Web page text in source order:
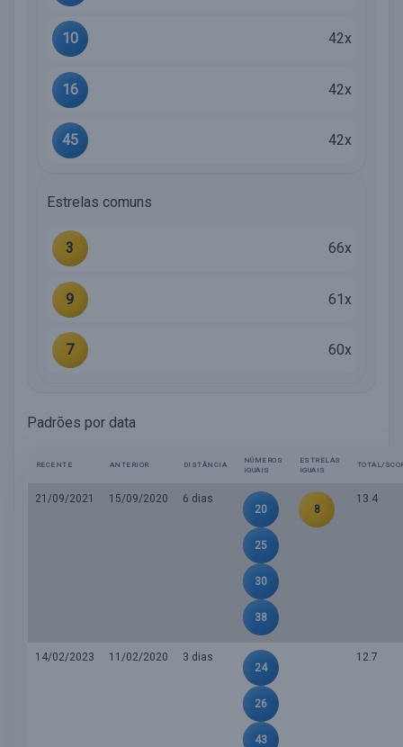
10 42x
16 42x
45 42x
Estrelas comuns
3 66x
9 61x
7 60x
Padrões por data
RECENTE ANTERIOR DISTÂNCIA
NÚMEROS
IGUAIS
ESTRELAS
IGUAIS
TOTAL/
21/09/2021 15/09/2020
6 dias
20
25
30
38
8
13.4
14/02/2023 11/02/2020
3 dias
24
26
43
12.7